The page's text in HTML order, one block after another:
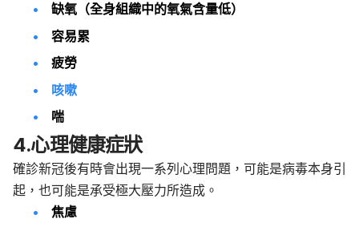
缺氧（全身組織中的氧氣含量低）
容易累
疲勞
咳嗽
喘
4.心理健康症狀
確診新冠後有時會出現一系列心理問題，可能是病毒本身引
起，也可能是承受極大壓力所造成。
焦慮